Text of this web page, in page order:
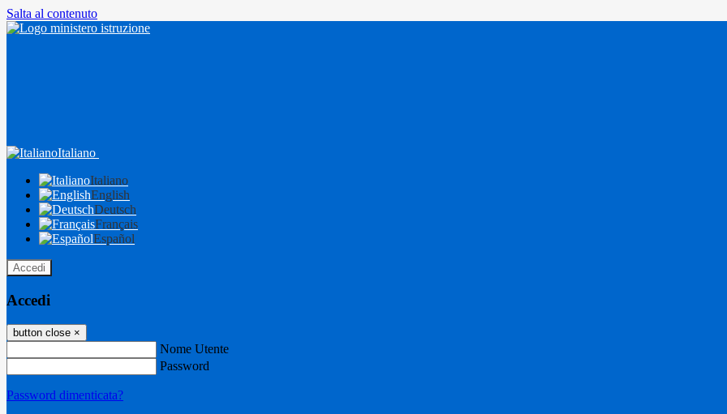
Salta al contenuto
Italiano
Italiano
English
Deutsch
Français
Español
Accedi
Accedi
button close ×
Nome Utente
Password
Password dimenticata?